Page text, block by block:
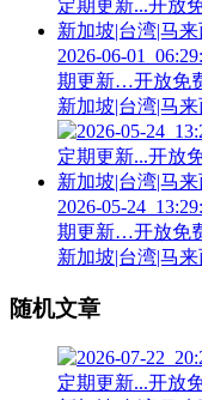
2026-06-
期更新…开放免
新加坡|台湾|马
2026-05-
期更新…开放免
新加坡|台湾|马
随机文章